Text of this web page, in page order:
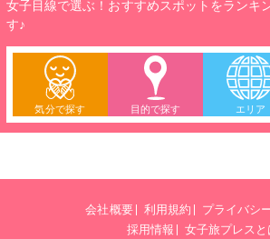
女子目線で選ぶ！おすすめスポットをランキ
す♪
気分で探す 目的で探す エリア
会社概要 利用規約
プライバシ
採用情報
女子旅プレスと